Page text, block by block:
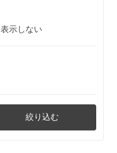
表示しない
絞り込む